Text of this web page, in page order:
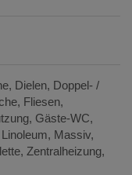
Dielen Doppel- /
Fliesen
Gäste-WC
Linoleum Massiv
Zentralheizung